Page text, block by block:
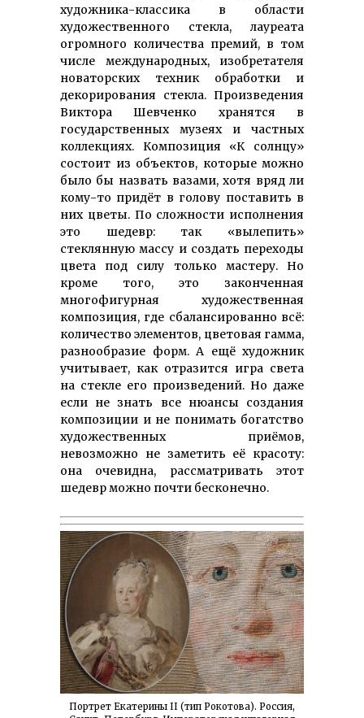
художника-­классика в области
художественного стекла, лауреата
огромного количества премий, в том
числе международных, изобретателя
новаторских техник обработки и
декорирования стекла. Произведения
Виктора Шевченко хранятся в
государственных музеях и частных
коллекциях. Композиция «К солнцу»
состоит из объектов, которые можно
было бы назвать вазами, хотя вряд ли
кому-то придёт в голову поставить в
них цветы. По сложности исполнения
это шедевр: так «вылепить»
стеклянную массу и создать переходы
цвета под силу только мастеру. Но
кроме того, это законченная
многофигурная художественная
композиция, где сбалансированно всё:
количество элементов, цветовая гамма,
разнообразие форм. А ещё художник
учитывает, как отразится игра света
на стекле его произведений. Но даже
если не знать все нюансы создания
композиции и не понимать богатство
художественных приёмов,
невозможно не заметить её красоту:
она очевидна, рассматривать этот
шедевр можно почти бесконечно.
Портрет Екатерины II (тип Рокотова). Россия,